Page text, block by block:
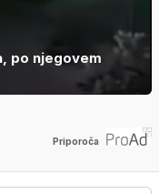
po njegovem
Priporoča